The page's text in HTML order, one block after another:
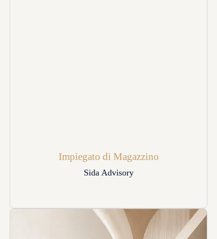
Impiegato di Magazzino
Sida Advisory